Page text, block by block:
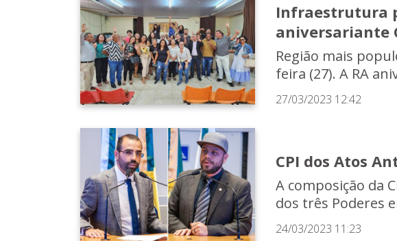
Infraestrutura
aniversariante
Região mais
feira (27). A RA
27/03/2023 12:42
CPI dos Atos
A composição da
dos três Poderes
24/03/2023 11:23